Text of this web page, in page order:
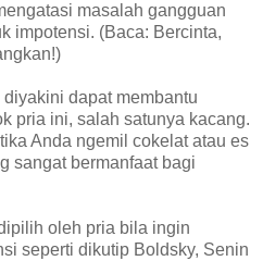
masalah gangguan
impotensi. (Baca: Bercinta,
dapat membantu
pria ini, salah satunya kacang.
Anda ngemil cokelat atau es
sangat bermanfaat bagi
oleh pria bila ingin
seperti dikutip Boldsky, Senin